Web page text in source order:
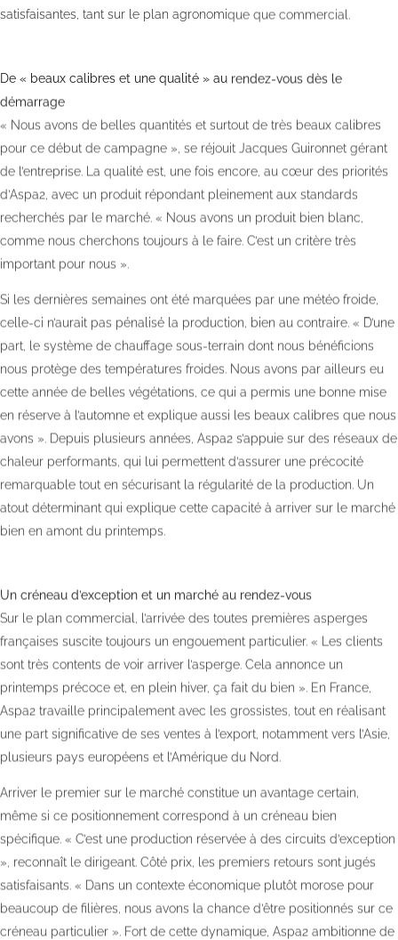
satisfaisantes, tant sur le plan agronomique que commercial.
De « beaux calibres et une qualité » au rendez-vous dès le
démarrage
« Nous avons de belles quantités et surtout de très beaux calibres
pour ce début de campagne », se réjouit Jacques Guironnet gérant
de l’entreprise. La qualité est, une fois encore, au cœur des priorités
d’Aspa2, avec un produit répondant pleinement aux standards
recherchés par le marché. « Nous avons un produit bien blanc,
comme nous cherchons toujours à le faire. C’est un critère très
important pour nous ».
Si les dernières semaines ont été marquées par une météo froide,
celle-ci n’aurait pas pénalisé la production, bien au contraire. « D’une
part, le système de chauffage sous-terrain dont nous bénéficions
nous protège des températures froides. Nous avons par ailleurs eu
cette année de belles végétations, ce qui a permis une bonne mise
en réserve à l’automne et explique aussi les beaux calibres que nous
avons ». Depuis plusieurs années, Aspa2 s’appuie sur des réseaux de
chaleur performants, qui lui permettent d’assurer une précocité
remarquable tout en sécurisant la régularité de la production. Un
atout déterminant qui explique cette capacité à arriver sur le marché
bien en amont du printemps.
Un créneau d’exception et un marché au rendez-vous
Sur le plan commercial, l’arrivée des toutes premières asperges
françaises suscite toujours un engouement particulier. « Les clients
sont très contents de voir arriver l’asperge. Cela annonce un
printemps précoce et, en plein hiver, ça fait du bien ». En France,
Aspa2 travaille principalement avec les grossistes, tout en réalisant
une part significative de ses ventes à l’export, notamment vers l’Asie,
plusieurs pays européens et l’Amérique du Nord.
Arriver le premier sur le marché constitue un avantage certain,
même si ce positionnement correspond à un créneau bien
spécifique. « C’est une production réservée à des circuits d’exception
», reconnaît le dirigeant. Côté prix, les premiers retours sont jugés
satisfaisants. « Dans un contexte économique plutôt morose pour
beaucoup de filières, nous avons la chance d’être positionnés sur ce
créneau particulier ». Fort de cette dynamique, Aspa2 ambitionne de